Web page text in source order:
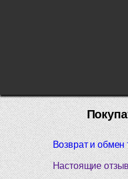
Возврат и обмен
Настоящие